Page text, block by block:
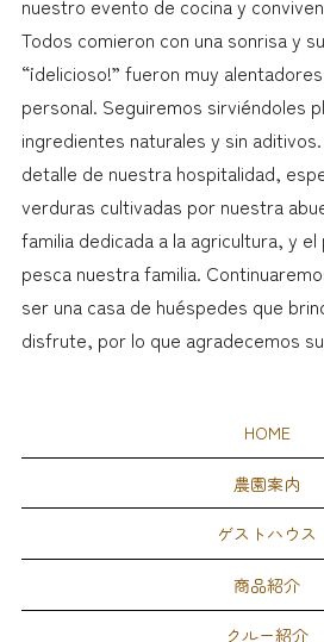
nuestro evento de cocina y
Todos comieron con una sonrisa y
“¡delicioso!” fueron muy
personal. Seguiremos sirviéndoles
ingredientes naturales y sin
detalle de nuestra hospitalidad,
verduras cultivadas por nuestra
familia dedicada a la agricultura, y
pesca nuestra familia.
ser una casa de huéspedes que
disfrute, por lo que agradecemos
HOME
農園案内
ゲストハウス
商品紹介
クルー紹介